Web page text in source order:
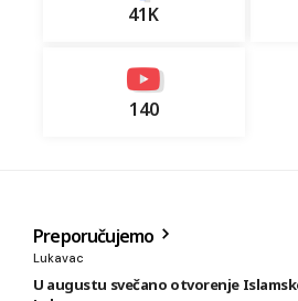
41K
140
Preporučujemo
Lukavac
U augustu svečano otvorenje